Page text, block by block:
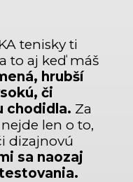
tenisky ti
to aj keď máš
hrubší
či
chodidla. Za
len o to,
dizajnovú
sa naozaj